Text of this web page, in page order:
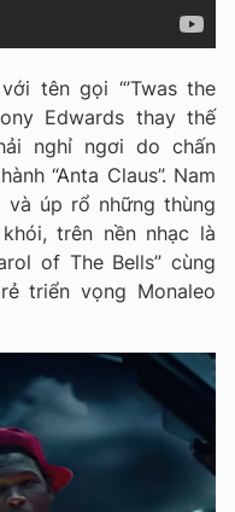
tên gọi “’Twas the
Edwards thay thế
nghỉ ngơi do chấn
“Anta Claus”. Nam
úp rổ những thùng
trên nền nhạc là
of The Bells” cùng
triển vọng Monaleo